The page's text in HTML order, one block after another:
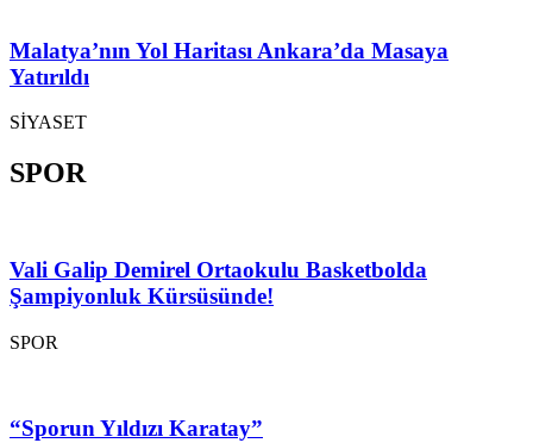
Malatya’nın Yol Haritası Ankara’da Masaya
Yatırıldı
SİYASET
SPOR
Vali Galip Demirel Ortaokulu Basketbolda
Şampiyonluk Kürsüsünde!
SPOR
“Sporun Yıldızı Karatay”